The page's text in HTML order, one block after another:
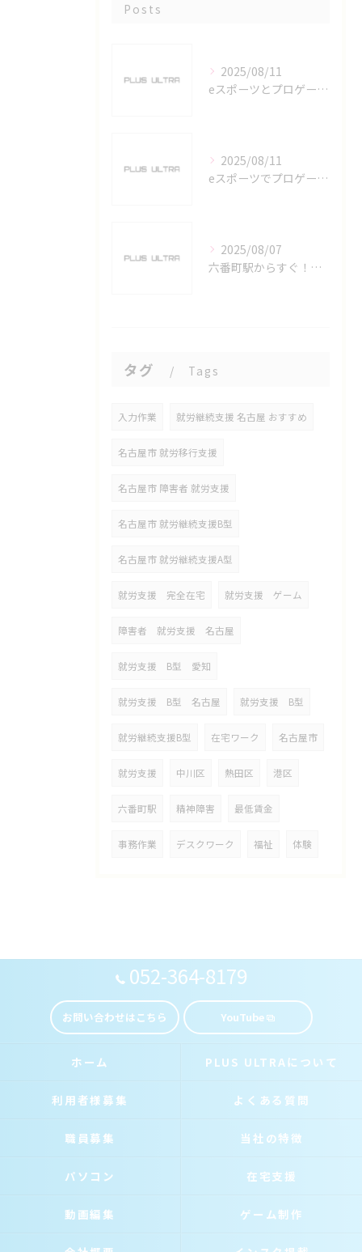
Posts
2025/08/11
eスポーツとプロゲーマーを六番町駅で目指すための実践ガイド
2025/08/11
eスポーツでプロゲーマーを目指す愛知県名古屋市の最新キャリアガイド
2025/08/07
六番町駅からすぐ！名古屋のeスポーツ施設で快適なプレイ環境を確保
タグ Tags
入力作業 就労継続支援 名古屋 おすすめ
名古屋市 就労移行支援
名古屋市 障害者 就労支援
名古屋市 就労継続支援B型
名古屋市 就労継続支援A型
就労支援 完全在宅 就労支援 ゲーム
障害者 就労支援 名古屋
就労支援 B型 愛知
就労支援 B型 名古屋 就労支援 B型
就労継続支援B型 在宅ワーク 名古屋市
就労支援 中川区 熱田区 港区
六番町駅 精神障害 最低賃金
事務作業 デスクワーク 福祉 体験
052-364-8179
お問い合わせはこちら YouTube
ホーム PLUS ULTRAについて
利用者様募集 よくある質問
職員募集 当社の特徴
パソコン 在宅支援
動画編集 ゲーム制作